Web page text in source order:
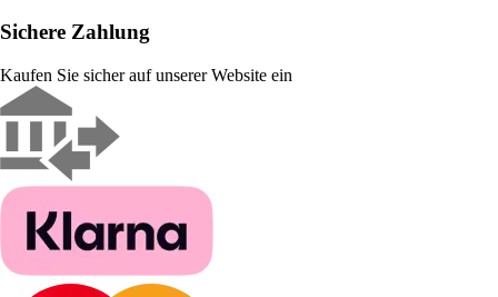
Sichere Zahlung
Kaufen Sie sicher auf unserer Website ein